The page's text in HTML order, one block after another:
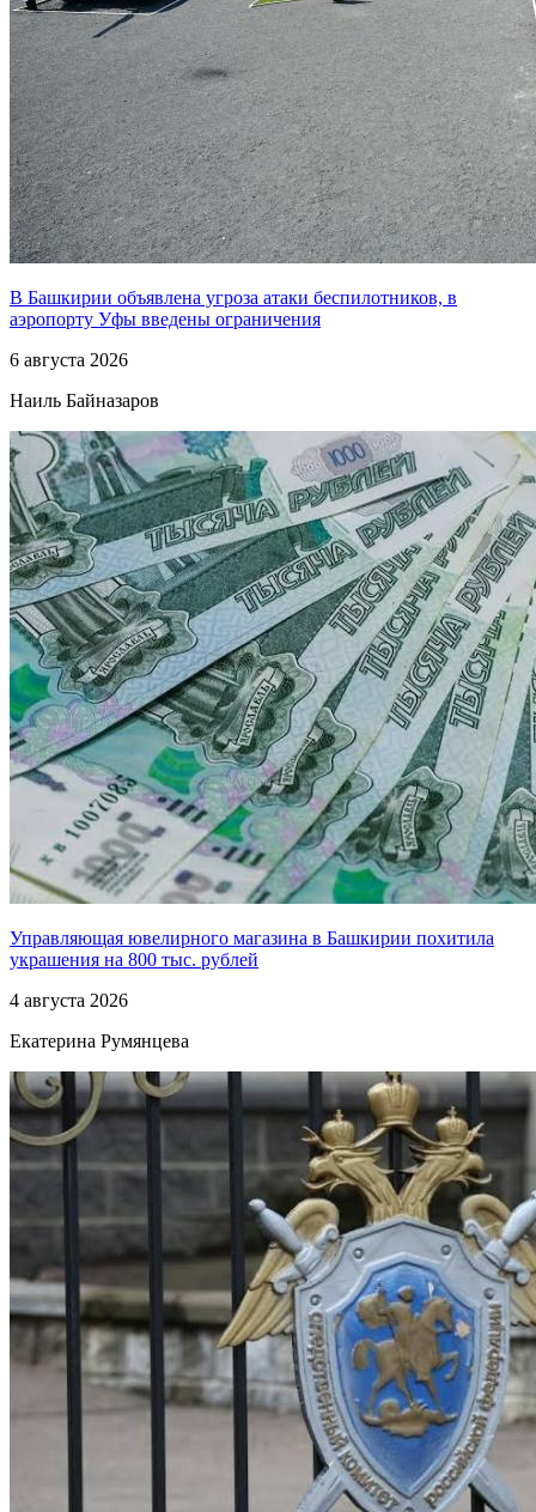
В Башкирии объявлена угроза атаки беспилотников, в
аэропорту Уфы введены ограничения
6 августа 2026
Наиль Байназаров
Управляющая ювелирного магазина в Башкирии похитила
украшения на 800 тыс. рублей
4 августа 2026
Екатерина Румянцева